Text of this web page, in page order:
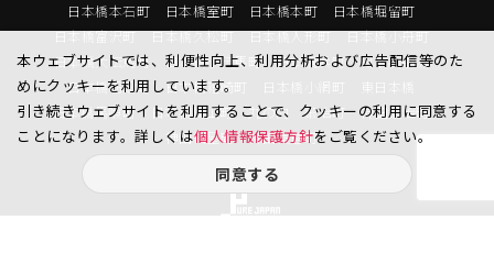
日本橋本石町
日本橋室町 日本橋本町
日本橋堀留町
日本橋富沢町
日本橋久松町 日本橋人形町
日本橋小舟町
日本橋大伝馬町
日本橋小伝馬町 日本橋浜町
日本橋中洲
日本橋蛎殻町
日本橋箱崎町 日本橋小網町
東日本橋
日本橋馬喰町
日本橋横山町 丸の内 鍛冶町
神田鍛冶町
神田紺屋町
神田美倉町
本ウェブサイトでは、利便性向上、利用分析および広告配信等のた
めにクッキーを利用しています。
引き続きウェブサイトを利用することで、クッキーの利用に同意する
ことになります。詳しくは個人情報保護方針をご覧ください。
同意する